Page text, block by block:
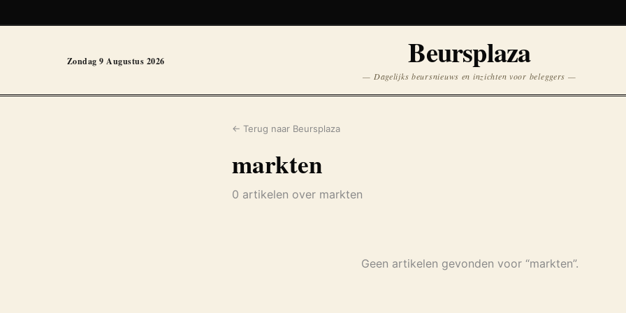
Zondag 9 Augustus 2026 Beursplaza
— Dagelijks beursnieuws en inzichten voor beleggers —
← Terug naar Beursplaza
markten
0 artikelen over markten
Geen artikelen gevonden voor “markten”.